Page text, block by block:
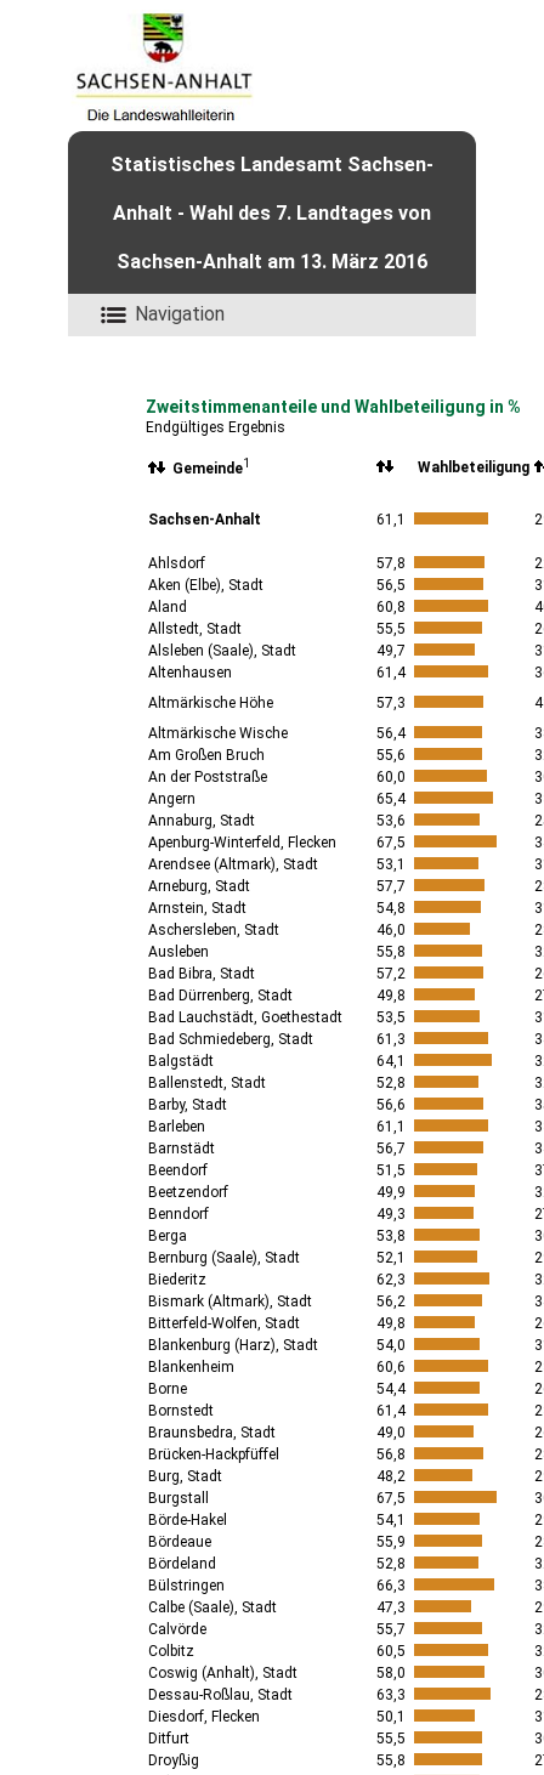
Statistisches Landesamt Sachsen-
Anhalt - Wahl des 7. Landtages von
Sachsen-Anhalt am 13. März 2016
Navigation
Zweitstimmenanteile und Wahlbeteiligung in %
Endgültiges Ergebnis
Gemeinde1 Wahlbeteiligung
Sachsen-Anhalt 61,1
Ahlsdorf 57,8
Aken (Elbe), Stadt
56,5
Aland
60,8
Allstedt, Stadt
55,5
Alsleben (Saale), Stadt
49,7
Altenhausen
61,4
Altmärkische Höhe
57,3
Altmärkische Wische
56,4
Am Großen Bruch
55,6
An der Poststraße
60,0
Angern
65,4
Annaburg, Stadt
53,6
Apenburg-Winterfeld, Flecken
67,5
Arendsee (Altmark), Stadt
53,1
Arneburg, Stadt
57,7
Arnstein, Stadt
54,8
Aschersleben, Stadt
46,0
Ausleben
55,8
Bad Bibra, Stadt
57,2
Bad Dürrenberg, Stadt
49,8
Bad Lauchstädt, Goethestadt
53,5
Bad Schmiedeberg, Stadt
61,3
Balgstädt
64,1
Ballenstedt, Stadt
52,8
Barby, Stadt
56,6
Barleben
61,1
Barnstädt
56,7
Beendorf
51,5
Beetzendorf
49,9
Benndorf
49,3
Berga
53,8
Bernburg (Saale), Stadt
52,1
Biederitz
62,3
Bismark (Altmark), Stadt
56,2
Bitterfeld-Wolfen, Stadt
49,8
Blankenburg (Harz), Stadt
54,0
Blankenheim
60,6
Borne
54,4
Bornstedt
61,4
Braunsbedra, Stadt
49,0
Brücken-Hackpfüffel
56,8
Burg, Stadt
48,2
Burgstall
67,5
Börde-Hakel
54,1
Bördeaue
55,9
Bördeland
52,8
Bülstringen
66,3
Calbe (Saale), Stadt
47,3
Calvörde
55,7
Colbitz
60,5
Coswig (Anhalt), Stadt
58,0
Dessau-Roßlau, Stadt
63,3
Diesdorf, Flecken
50,1
Ditfurt
55,5
Droyßig
55,8